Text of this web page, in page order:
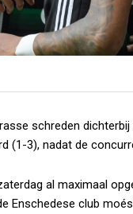
schreden
(1-3), nadat de
al maximaal
Enschedese club